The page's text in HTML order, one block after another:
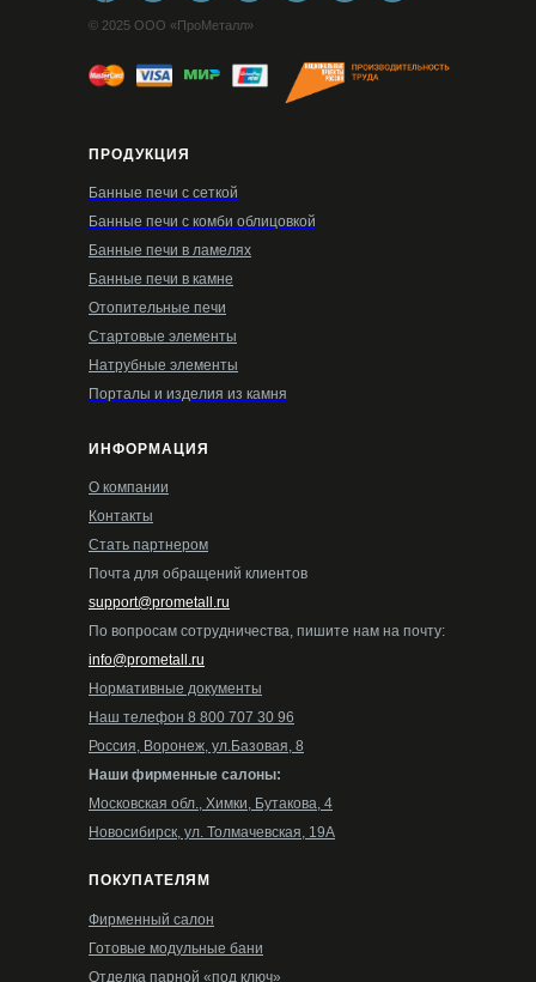
ПРОДУКЦИЯ
Банные печи с сеткой
Банные печи с комби облицовкой
Банные печи в ламелях
Банные печи в камне
Отопительные печи
Стартовые элементы
Натрубные элементы
Порталы и изделия из камня
ИНФОРМАЦИЯ
О компании
Контакты
Стать партнером
Почта для обращений клиентов
support@prometall.ru
По вопросам сотрудничества, пишите нам на почту:
info@prometall.ru
Нормативные документы
Наш телефон 8 800 707 30 96
Россия, Воронеж, ул.Базовая, 8
Наши фирменные салоны:
Московская обл., Химки, Бутакова, 4
Новосибирск, ул. Толмачевская, 19А
ПОКУПАТЕЛЯМ
Фирменный салон
Готовые модульные бани
Отделка парной «под ключ»
© 2025 ООО «ПроМеталл»